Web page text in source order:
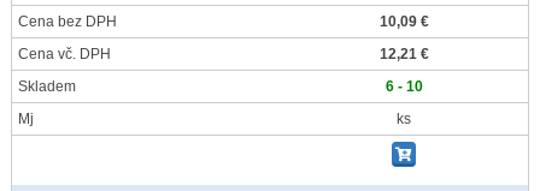
Cena bez DPH
10,09 €
Cena vč. DPH
12,21 €
Skladem
6 - 10
Mj
ks